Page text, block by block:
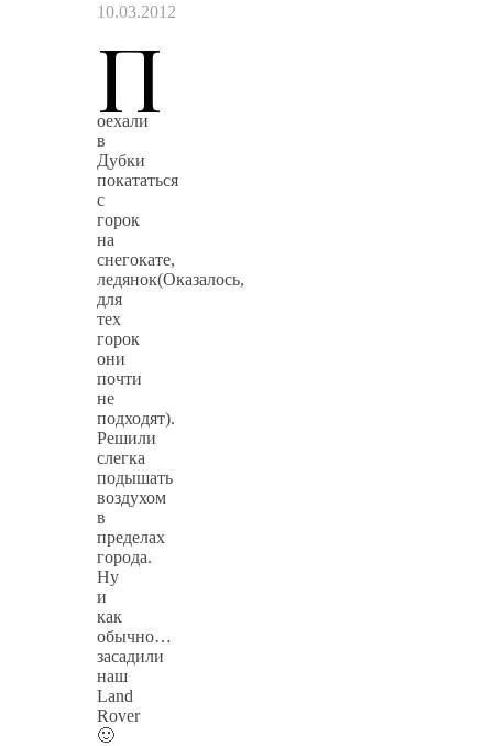
10.03.2012
П
оехали
в
Дубки
покататься
с
горок
на
снегокате,
ледянок(Оказалось,
для
тех
горок
они
почти
не
подходят).
Решили
слегка
подышать
воздухом
в
пределах
города.
Ну
и
как
обычно…
засадили
наш
Land
Rover
🙂